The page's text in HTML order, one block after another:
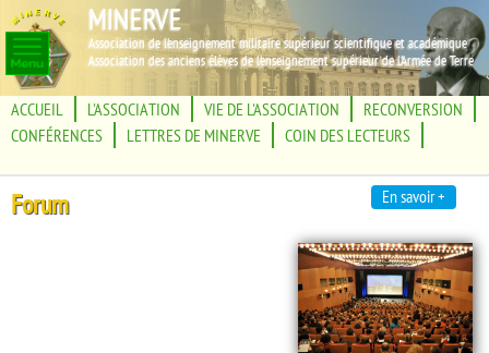
En savoir +
Association de l'enseignement militaire supérieur scientifique et académique
Association des anciens élèves de l'enseignement supérieur de l'Armée de Terre
MINERVE
ACCUEIL L'ASSOCIATION VIE DE L'ASSOCIATION
RECONVERSION
CONFÉRENCES
LETTRES DE MINERVE COIN DES LECTEURS
Forum